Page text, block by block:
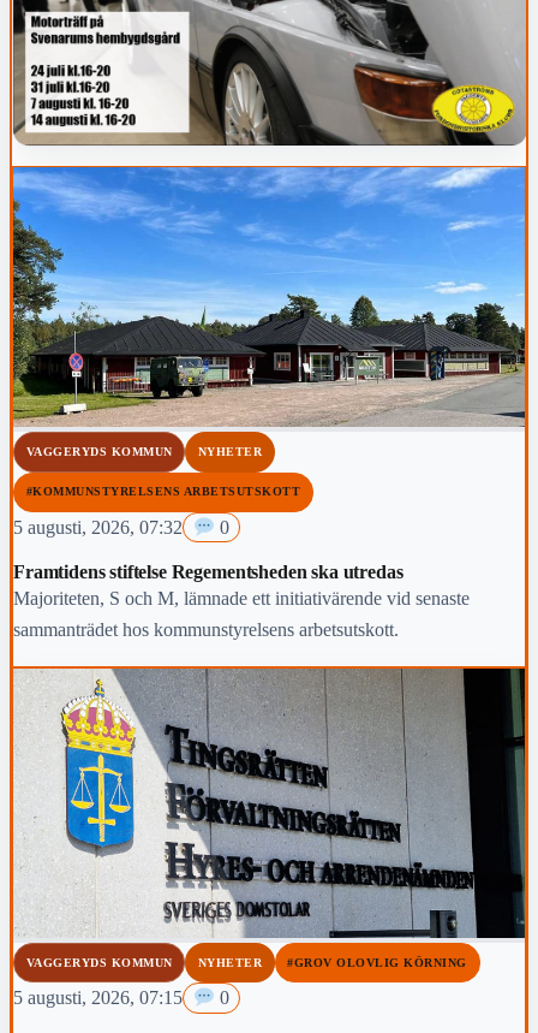
VAGGERYDS KOMMUN NYHETER
#KOMMUNSTYRELSENS ARBETSUTSKOTT
5 augusti, 2026, 07:32 0
Framtidens stiftelse Regementsheden ska utredas
Majoriteten, S och M, lämnade ett initiativärende vid senaste
sammanträdet hos kommunstyrelsens arbetsutskott.
VAGGERYDS KOMMUN NYHETER #GROV OLOVLIG KÖRNING
5 augusti, 2026, 07:15 0